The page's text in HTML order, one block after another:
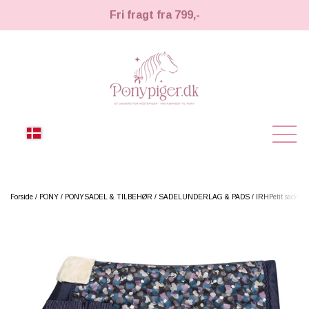
Fri fragt fra 799,-
NYHEDER
STRIGLER & TILBEHØR
LEMIEUX TOY PONY
TIL HESTEPIGER
Forside PONY PONYSADEL & TILBEHØR SADELUNDERLAG & PADS IRHPetit